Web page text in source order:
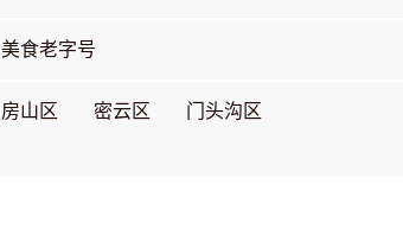
美食老字号
房山区 密云区
门头沟区